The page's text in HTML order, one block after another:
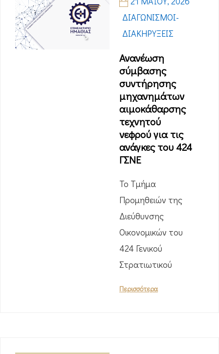
ΔΙΑΓΩΝΙΣΜΟΊ-
ΔΙΑΚΗΡΎΞΕΙΣ
Ανανέωση
σύμβασης
συντήρησης
μηχανημάτων
αιμοκάθαρσης
τεχνητού
νεφρού για τις
ανάγκες του 424
ΓΣΝΕ
Το Τμήμα
Προμηθειών της
Διεύθυνσης
Οικονομικών του
424 Γενικού
Στρατιωτικού
Περισσότερα